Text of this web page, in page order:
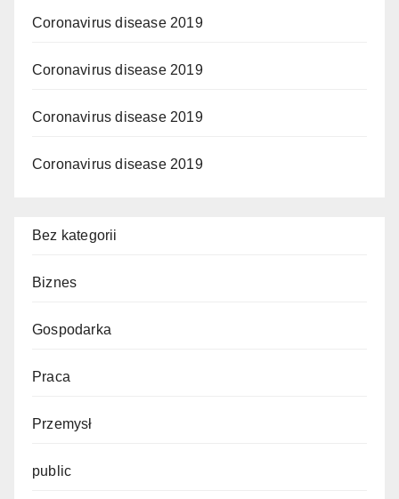
Coronavirus disease 2019
Coronavirus disease 2019
Coronavirus disease 2019
Coronavirus disease 2019
Bez kategorii
Biznes
Gospodarka
Praca
Przemysł
public